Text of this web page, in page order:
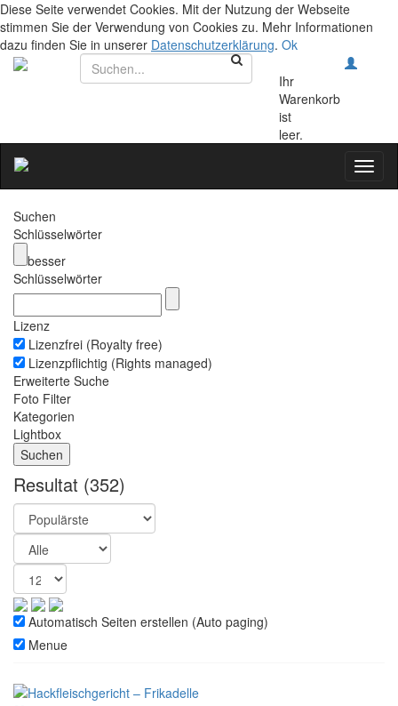
Diese Seite verwendet Cookies. Mit der Nutzung der Webseite
stimmen Sie der Verwendung von Cookies zu. Mehr Informationen
dazu finden Sie in unserer Datenschutzerklärung. Ok
Ihr
Warenkorb
ist
leer.
Suchen
Schlüsselwörter
besser
Schlüsselwörter
Lizenz
Lizenzfrei (Royalty free)
Lizenzpflichtig (Rights managed)
Erweiterte Suche
Foto Filter
Kategorien
Lightbox
Resultat (352)
Automatisch Seiten erstellen (Auto paging)
Menue